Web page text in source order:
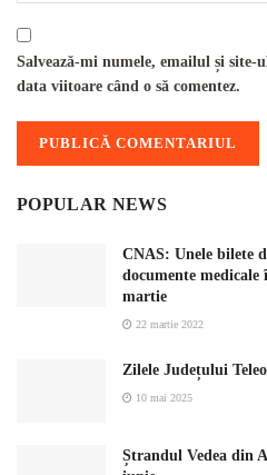
Salvează-mi numele, emailul și site-
data viitoare când o să comentez.
POPULAR NEWS
CNAS: Unele bilete
documente
martie
22 martie 2022
Zilele Județului
10 mai 2025
Ștrandul Vedea din